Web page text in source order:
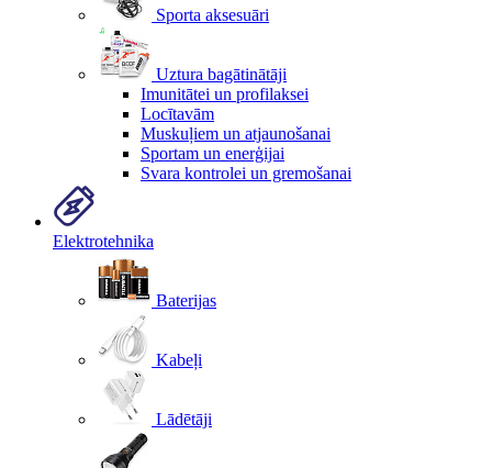
Sporta aksesuāri
Uztura bagātinātāji
Imunitātei un profilaksei
Locītavām
Muskuļiem un atjaunošanai
Sportam un enerģijai
Svara kontrolei un gremošanai
Elektrotehnika
Baterijas
Kabeļi
Lādētāji